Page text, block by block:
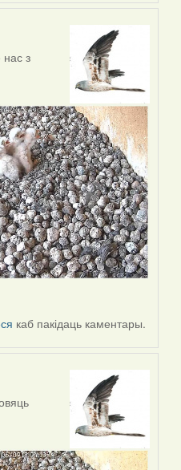
з
каб пакідаць каментары.